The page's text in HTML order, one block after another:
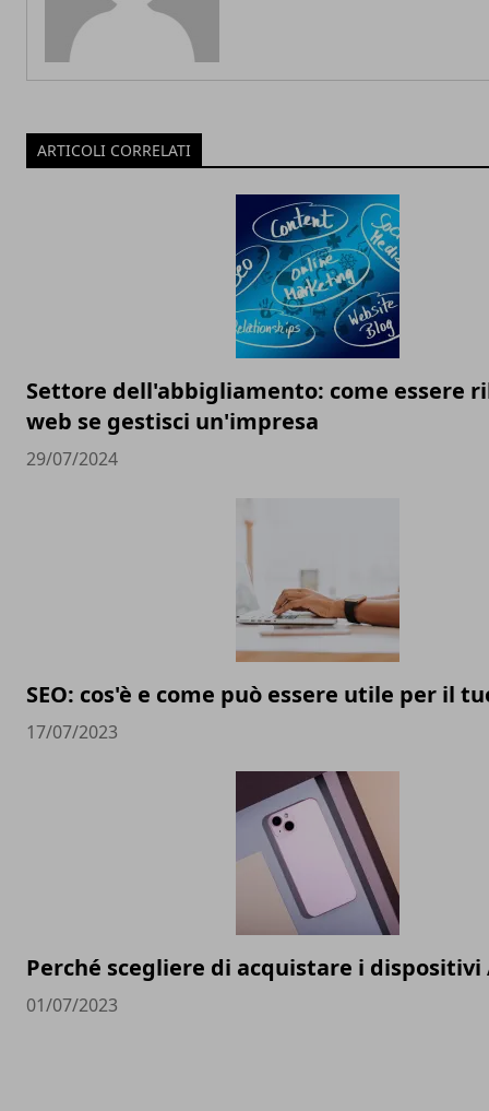
ARTICOLI CORRELATI
Settore dell'abbigliamento: come essere
web se gestisci un'impresa
29/07/2024
SEO: cos'è e come può essere utile per il
17/07/2023
Perché scegliere di acquistare i dispositivi
01/07/2023